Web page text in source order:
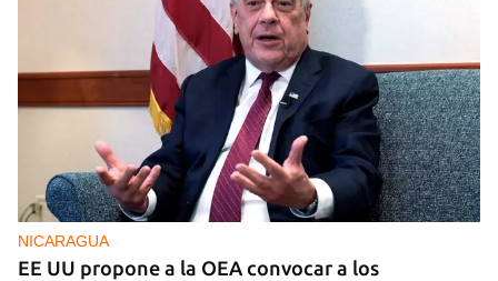
NICARAGUA
EE UU propone a la OEA convocar a los